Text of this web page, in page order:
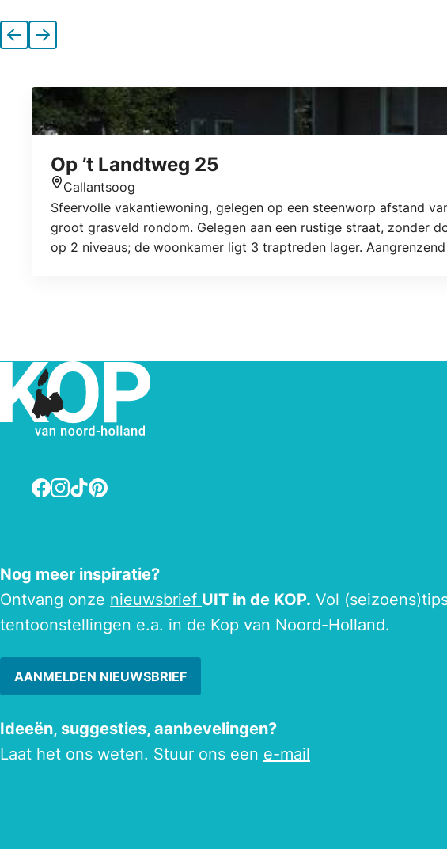
VorigeVolgende
Op ’t Landtweg 25
Locatie
Callantsoog
Sfeervolle vakantiewoning, gelegen op een steenworp afstand
groot grasveld rondom. Gelegen aan een rustige straat, zonder
op 2 niveaus; de woonkamer ligt 3 traptreden lager.
Facebook
Instagram
TikTokPinterest
Nog meer inspiratie?
Ontvang onze nieuwsbrief UIT in de KOP. Vol
tentoonstellingen e.a. in de Kop van Noord-Holland.
AANMELDEN NIEUWSBRIEF
Ideeën, suggesties, aanbevelingen?
Laat het ons weten. Stuur ons een e-mail